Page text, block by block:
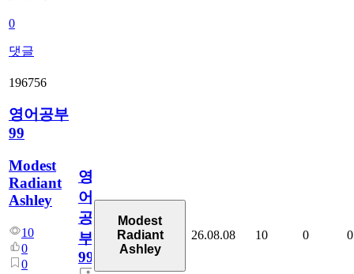
0
댓글
196756
영어공부
99
Modest
Radiant
Ashley
10
0
0
영
어
공
부
99
Modest
Radiant
Ashley
26.08.08 10 0 0